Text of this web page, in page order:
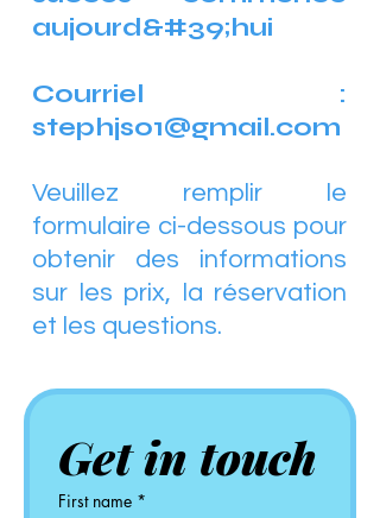
aujourd&#39;hui
Courriel :
stephjs01@gmail.com
Veuillez remplir le
formulaire ci-dessous pour
obtenir des informations
sur les prix, la réservation
et les questions.
Get in touch
First name *